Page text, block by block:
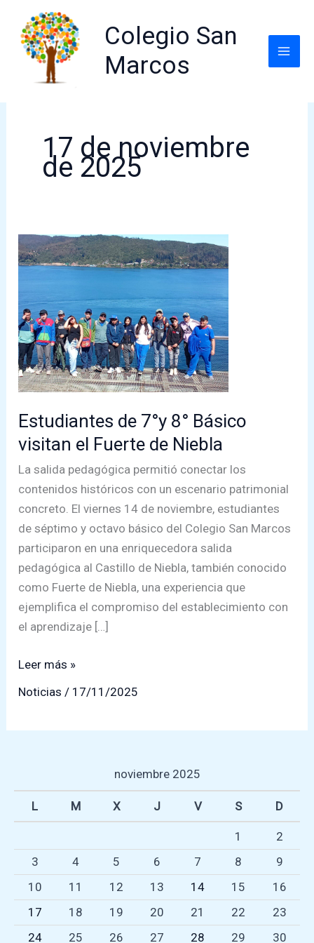
contenido
Colegio San
Marcos
17 de noviembre
de 2025
Estudiantes de 7°y 8° Básico
visitan el Fuerte de Niebla
La salida pedagógica permitió conectar los
contenidos históricos con un escenario patrimonial
concreto. El viernes 14 de noviembre, estudiantes
de séptimo y octavo básico del Colegio San Marcos
participaron en una enriquecedora salida
pedagógica al Castillo de Niebla, también conocido
como Fuerte de Niebla, una experiencia que
ejemplifica el compromiso del establecimiento con
el aprendizaje […]
Estudiantes
Fuerte
de
Leer más »
Noticias / 17/11/2025
noviembre 2025
L M X J V S D
1
2
3
4 5 6 7 8
9
10
11 12 13 14 15
16
17
18 19 20 21 22
23
24
25 26 27 28 29 30